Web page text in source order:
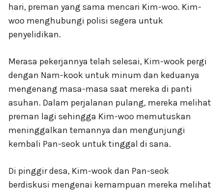
hari, preman yang sama mencari Kim-woo. Kim-
woo menghubungi polisi segera untuk
penyelidikan.
Merasa pekerjannya telah selesai, Kim-wook pergi
dengan Nam-kook untuk minum dan keduanya
mengenang masa-masa saat mereka di panti
asuhan. Dalam perjalanan pulang, mereka melihat
preman lagi sehingga Kim-woo memutuskan
meninggalkan temannya dan mengunjungi
kembali Pan-seok untuk tinggal di sana.
Di pinggir desa, Kim-wook dan Pan-seok
berdiskusi mengenai kemampuan mereka melihat